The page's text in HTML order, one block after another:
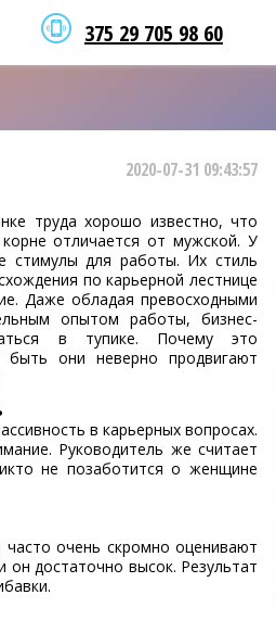
375 29 705 98 60
2020-07-31 09:43:57
труда хорошо известно, что
отличается от мужской. У
стимулы для работы. Их стиль
по карьерной лестнице
Даже обладая превосходными
опытом работы, бизнес-
в тупике. Почему это
быть они неверно продвигают
в карьерных вопросах.
Руководитель же считает
не позаботится о женщине
очень скромно оценивают
достаточно высок. Результат